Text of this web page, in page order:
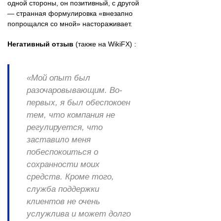
одной стороны, он позитивный, с другой
— странная формулировка «внезапно
попрощался со мной» настораживает.
Негативный отзыв (также на WikiFX) :
«Мой опыт был
разочаровывающим. Во-
первых, я был обеспокоен
тем, что компания не
регулируется, что
заставило меня
побеспокоиться о
сохранности моих
средств. Кроме того,
служба поддержки
клиентов не очень
услужлива и может долго